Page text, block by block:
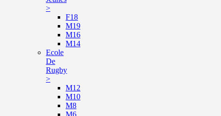
>
F18
M19
M16
M14
Ecole
De
Rugby
>
M12
M10
M8
M6